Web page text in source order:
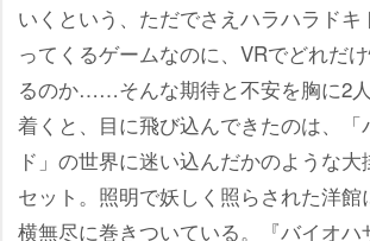
いくという、ただでさえハラハラドキ
ってくるゲームなのに、VRでどれだ
るのか……そんな期待と不安を胸に2
着くと、目に飛び込んできたのは、「
ド」の世界に迷い込んだかのような
セット。照明で妖しく照らされた洋
横無尽に巻きついている。『バイオハ